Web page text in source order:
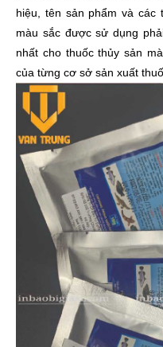
hiệu, tên sản phẩm và các
màu sắc được sử dụng
nhất cho thuốc thủy sản
của từng cơ sở sản xuất